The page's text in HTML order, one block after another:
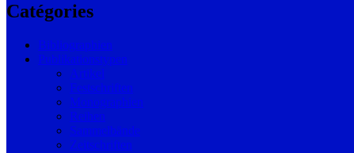
Catégories
Bibliographien
Publikationstypen
Artikel
Festschriften
Monographien
Reihen
Sammelbände
Zeitschriften